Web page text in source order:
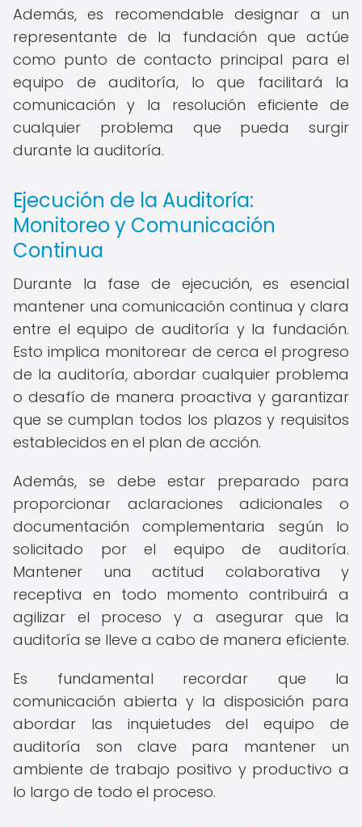
Además, es recomendable designar a un
representante de la fundación que actúe
como punto de contacto principal para el
equipo de auditoría, lo que facilitará la
comunicación y la resolución eficiente de
cualquier problema que pueda surgir
durante la auditoría.
Ejecución de la Auditoría:
Monitoreo y Comunicación
Continua
Durante la fase de ejecución, es esencial
mantener una comunicación continua y clara
entre el equipo de auditoría y la fundación.
Esto implica monitorear de cerca el progreso
de la auditoría, abordar cualquier problema
o desafío de manera proactiva y garantizar
que se cumplan todos los plazos y requisitos
establecidos en el plan de acción.
Además, se debe estar preparado para
proporcionar aclaraciones adicionales o
documentación complementaria según lo
solicitado por el equipo de auditoría.
Mantener una actitud colaborativa y
receptiva en todo momento contribuirá a
agilizar el proceso y a asegurar que la
auditoría se lleve a cabo de manera eficiente.
Es fundamental recordar que la
comunicación abierta y la disposición para
abordar las inquietudes del equipo de
auditoría son clave para mantener un
ambiente de trabajo positivo y productivo a
lo largo de todo el proceso.